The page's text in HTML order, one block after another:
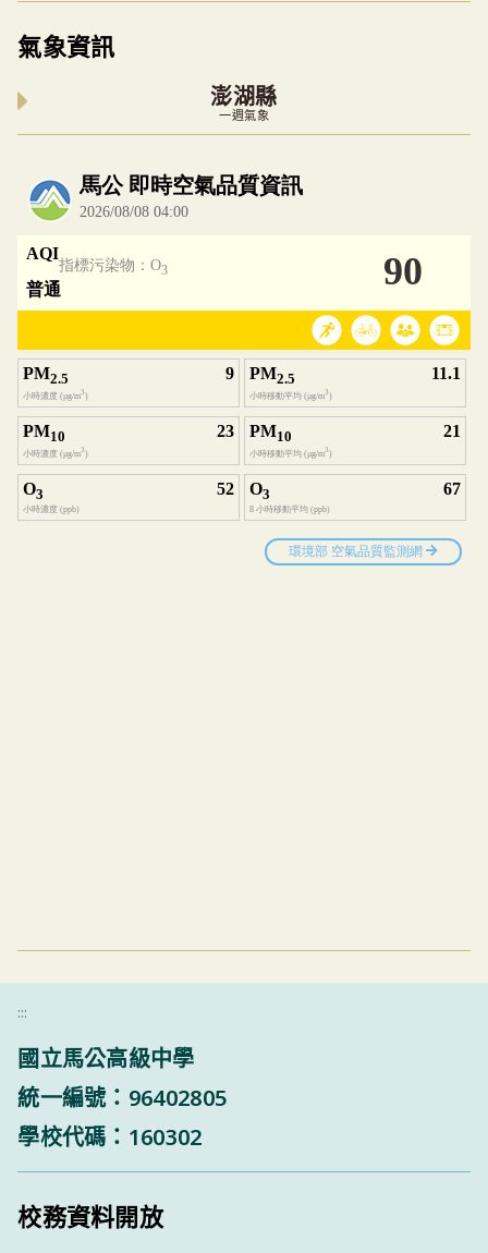
氣象資訊
澎湖縣
一週氣象
內嵌空氣品質小工具為視覺預覽，完整即時空
:::
國立馬公高級中學
統一編號：96402805
學校代碼：160302
校務資料開放